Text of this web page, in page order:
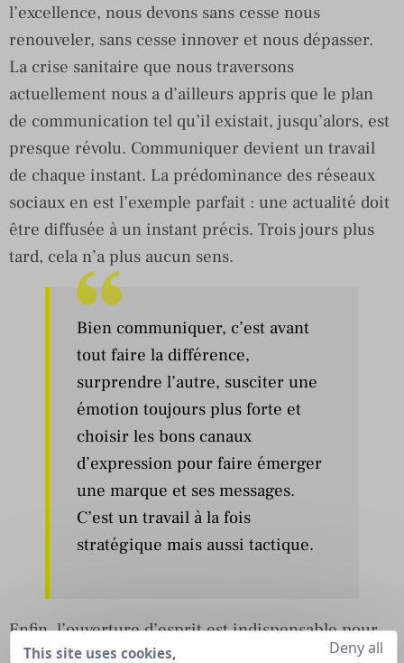
l’excellence, nous devons sans cesse nous
renouveler, sans cesse innover et nous dépasser.
La crise sanitaire que nous traversons
actuellement nous a d’ailleurs appris que le plan
de communication tel qu’il existait, jusqu’alors, est
presque révolu. Communiquer devient un travail
de chaque instant. La prédominance des réseaux
sociaux en est l’exemple parfait : une actualité doit
être diffusée à un instant précis. Trois jours plus
tard, cela n’a plus aucun sens.
Bien communiquer, c’est avant
tout faire la différence,
surprendre l’autre, susciter une
émotion toujours plus forte et
choisir les bons canaux
d’expression pour faire émerger
une marque et ses messages.
C’est un travail à la fois
stratégique mais aussi tactique.
Enfin, l’ouverture d’esprit est indispensable pour
se remettre au niveau et se rechallenger chaque
This site uses cookies, Deny all